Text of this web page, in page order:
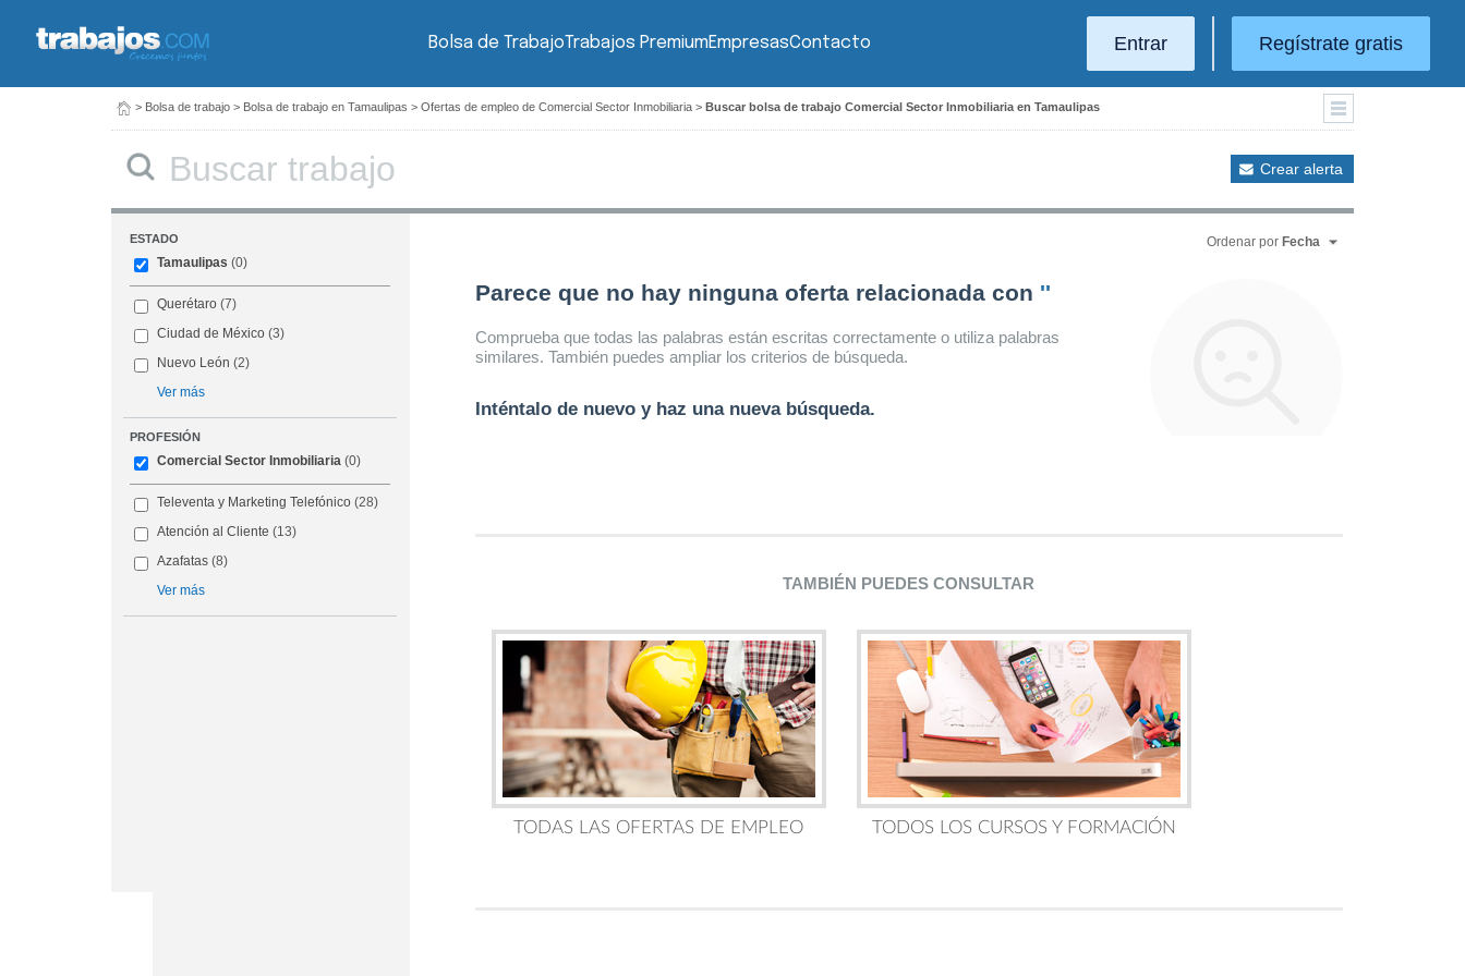
Bolsa de TrabajoTrabajos PremiumEmpresasContacto Entrar Regístrate gratis
> Bolsa de trabajo > Bolsa de trabajo en Tamaulipas > Ofertas de empleo de Comercial Sector Inmobiliaria > Buscar bolsa de trabajo Comercial Sector Inmobiliaria en Tamaulipas
Crear alerta
ESTADO
Tamaulipas (0)
Querétaro (7)
Ciudad de México (3)
Nuevo León (2)
Ver más
PROFESIÓN
Comercial Sector Inmobiliaria (0)
Televenta y Marketing Telefónico (28)
Atención al Cliente (13)
Azafatas (8)
Ver más
Ordenar por Fecha
Parece que no hay ninguna oferta relacionada con ''
Comprueba que todas las palabras están escritas correctamente o utiliza palabras
similares. También puedes ampliar los criterios de búsqueda.
Inténtalo de nuevo y haz una nueva búsqueda.
TAMBIÉN PUEDES CONSULTAR
TODAS LAS OFERTAS DE EMPLEO TODOS LOS CURSOS Y FORMACIÓN